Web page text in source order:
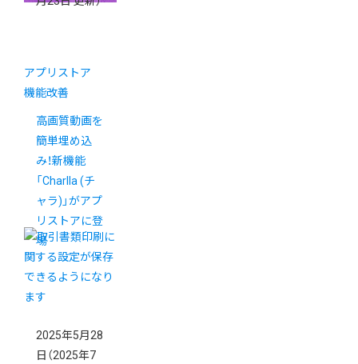
アプリストア
機能改善
高画質動画を
簡単埋め込
み！新機能
「Charlla (チ
ャラ)」がアプ
リストアに登
場
2025年5月28
日 （2025年7